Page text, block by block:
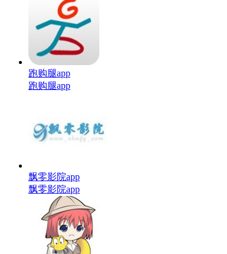
跑购腿app
跑购腿app
飘零影院app
飘零影院app